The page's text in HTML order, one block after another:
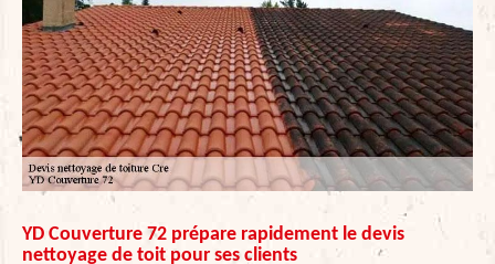
YD Couverture 72 prépare rapidement le devis
nettoyage de toit pour ses clients